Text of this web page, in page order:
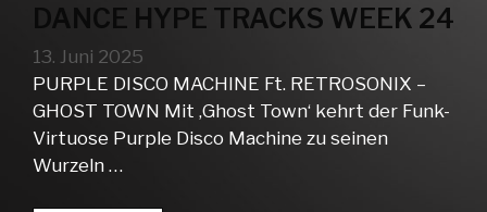
DANCE HYPE TRACKS WEEK 24
13. Juni 2025
PURPLE DISCO MACHINE Ft. RETROSONIX –
GHOST TOWN Mit ‚Ghost Town‘ kehrt der Funk-
Virtuose Purple Disco Machine zu seinen
Wurzeln …